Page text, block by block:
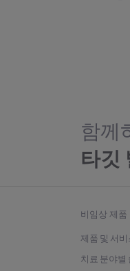
함께
타깃
비임상 제
제품 및 서비
치료 분야별